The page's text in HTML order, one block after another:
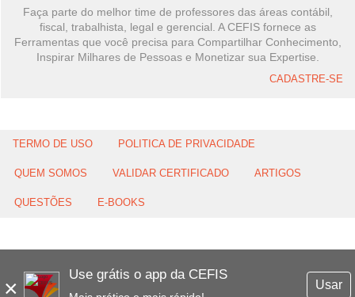
×
Use grátis o app da CEFIS
Usar
Faça parte do melhor time de professores das áreas contábil,
fiscal, trabalhista, legal e gerencial. A CEFIS fornece as
Ferramentas que você precisa para Compartilhar Conhecimento,
Inspirar Milhares de Pessoas e Monetizar sua Expertise.
CADASTRE-SE
TERMO DE USO POLITICA DE PRIVACIDADE
QUEM SOMOS VALIDAR CERTIFICADO ARTIGOS
QUESTÕES E-BOOKS